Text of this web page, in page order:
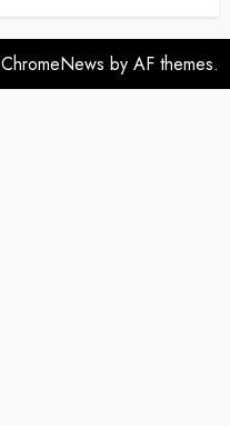
ChromeNews by AF themes.